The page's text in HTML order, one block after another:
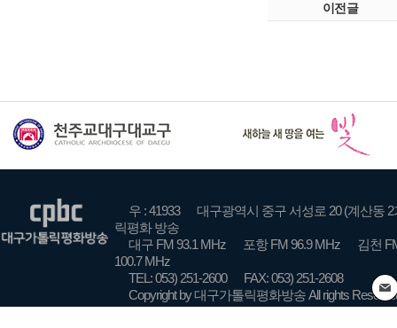
이전글
우 : 41933
대구광역시 중구 서성로 20 (계산동 2
릭평화 방송
대구 FM 93.1 MHz
포항 FM 96.9 MHz
김천
100.7 MHz
TEL: 053) 251-2600
FAX: 053) 251-2608
Copyright by 대구가톨릭평화방송 All rights